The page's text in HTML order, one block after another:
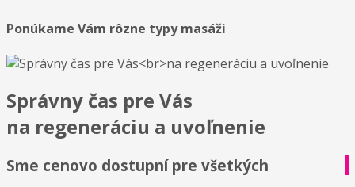
Ponúkame Vám rôzne typy masáži
Správny čas pre Vás
na regeneráciu a uvoľnenie
Sme cenovo dostupní pre všetkých